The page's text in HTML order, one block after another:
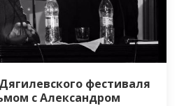
фестиваля
с Александром